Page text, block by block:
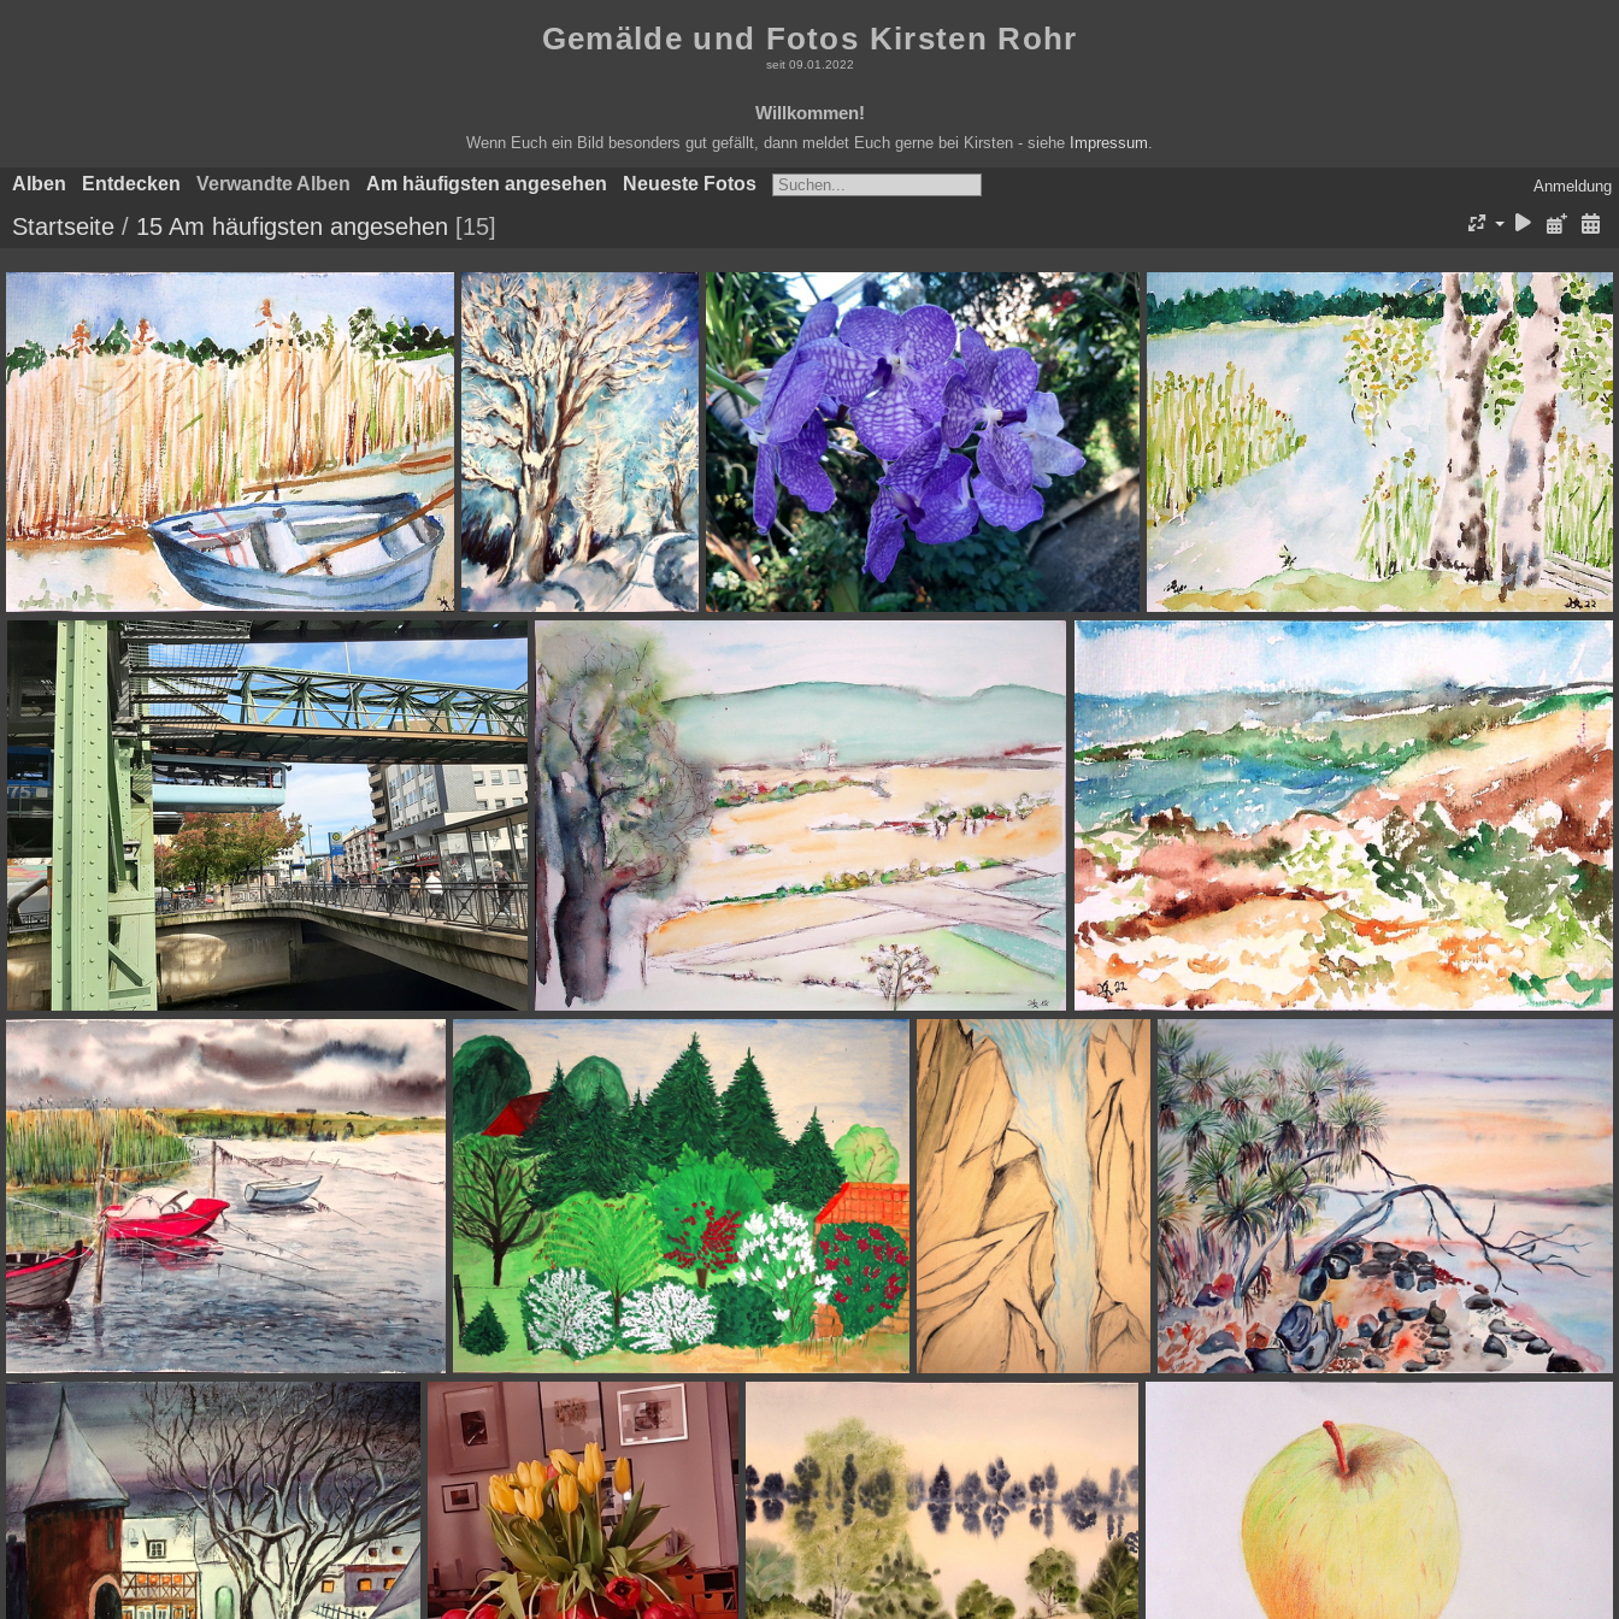
Gemälde und Fotos Kirsten Rohr
seit 09.01.2022
Willkommen!
Wenn Euch ein Bild besonders gut gefällt, dann meldet Euch gerne bei Kirsten - siehe Impressum
Alben Entdecken Verwandte Alben Am häufigsten angesehen Neueste Fotos Anmeldung
Startseite / 15 Am häufigsten angesehen 15
(4429) 2022-09-13 Einsames Ruder-Boot am See von Moragowo 17x12cm t (4265) 2009-01 Eisig 48x36cm t (4223) 2022-09-11 Lilastesee 17x12cm t
(4161) 20241006 114242 (3857) 2022-09-06 Große Düne in Nidda 17x12cm t
(3780) 2007-06-13 Hafen von Thiessow auf Rügen 48x36cm t (3760) 1966 Garten Finkenweg 8, Trittau 39,5 x 29,5cm t (3713) 1972-74 Wasserfall im Gebirge t (3627) 2011-07 Baundaberg, Australien rückläufig t